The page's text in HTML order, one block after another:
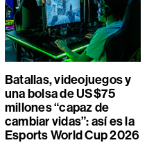
Batallas, videojuegos y
una bolsa de US$75
millones “capaz de
cambiar vidas”: así es la
Esports World Cup 2026